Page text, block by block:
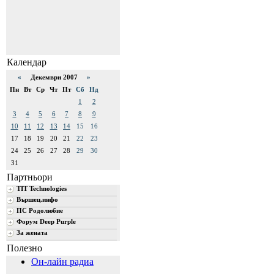
Календар
« Декември 2007 »
Пн
Вт Ср Чт Пт Сб
Нд
1
2
3
4 5 6 7 8
9
10
11 12 13 14 15
16
17
18 19 20 21 22
23
24
25 26 27 28 29
30
31
Партньори
TIT Technologies
Вършец.инфо
ПС Родолюбие
Форум Deep Purple
За жената
Полезно
Он-лайн радиа